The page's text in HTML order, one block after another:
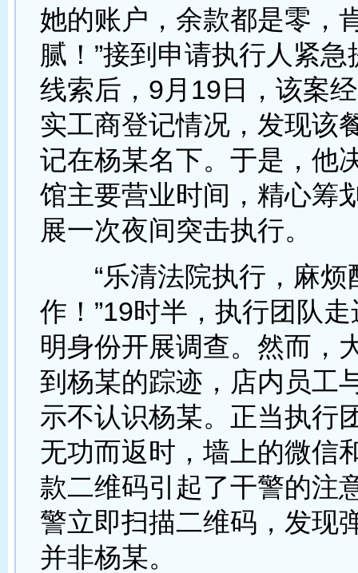
她的账户，余款都是零，
腻！”接到申请执行人紧
线索后，9月19日，该案
实工商登记情况，发现该
记在杨某名下。于是，他
馆主要营业时间，精心筹
展一次夜间突击执行。
“乐清法院执行，麻烦
作！”19时半，执行团队
明身份开展调查。然而，
到杨某的踪迹，店内员工
示不认识杨某。正当执行
无功而返时，墙上的微信
款二维码引起了干警的注
警立即扫描二维码，发现
并非杨某。